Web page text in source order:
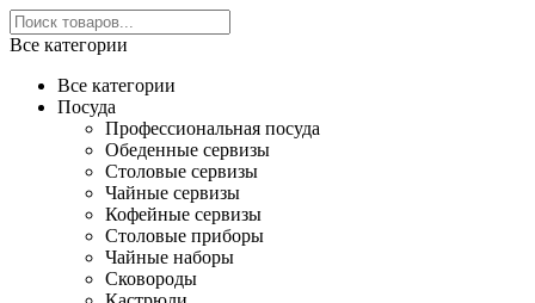
Все категории
Все категории
Посуда
Профессиональная посуда
Обеденные сервизы
Столовые сервизы
Чайные сервизы
Кофейные сервизы
Столовые приборы
Чайные наборы
Сковороды